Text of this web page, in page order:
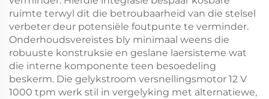
ruimte terwyl dit die betroubaarheid van die stelsel
verbeter deur potensiële foutpunte te verminder.
Onderhoudsvereistes bly minimaal weens die
robuuste konstruksie en geslane laersisteme wat
die interne komponente teen besoedeling
beskerm. Die gelykstroom versnellingsmotor 12 V
1000 tpm werk stil in vergelyking met alternatiewe,